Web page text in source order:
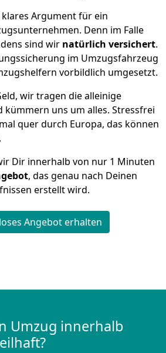
Argument für ein
Denn im Falle
sind wir natürlich versichert.
im Umzugsfahrzeug
vorbildlich umgesetzt.
wir tragen die alleinige
kümmern uns um alles. Stressfrei
quer durch Europa, das können
.
Dir innerhalb von nur 1 Minuten
, das genau nach Deinen
erstellt wird.
Angebot erhalten
Umzug innerhalb